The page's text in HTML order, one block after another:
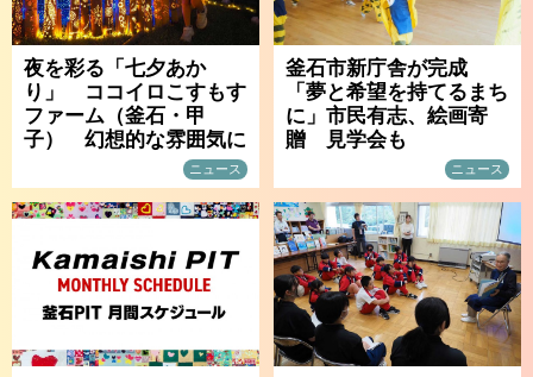
夜を彩る「七夕あか
り」 ココイロこすもす
ファーム（釜石・甲
子） 幻想的な雰囲気に
ニュース
釜石市新庁舎が完成
「夢と希望を持てるまち
に」市民有志、絵画寄
贈 見学会も
ニュース